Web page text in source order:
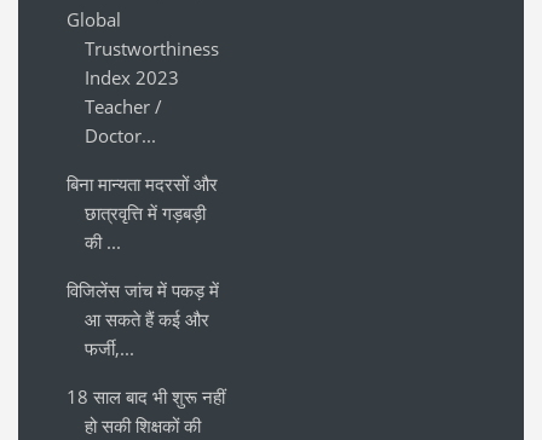
Global
Trustworthiness
Index 2023
Teacher /
Doctor...
बिना मान्यता मदरसों और
छात्रवृत्ति में गड़बड़ी
की ...
विजिलेंस जांच में पकड़ में
आ सकते हैं कई और
फर्जी,...
18 साल बाद भी शुरू नहीं
हो सकी शिक्षकों की